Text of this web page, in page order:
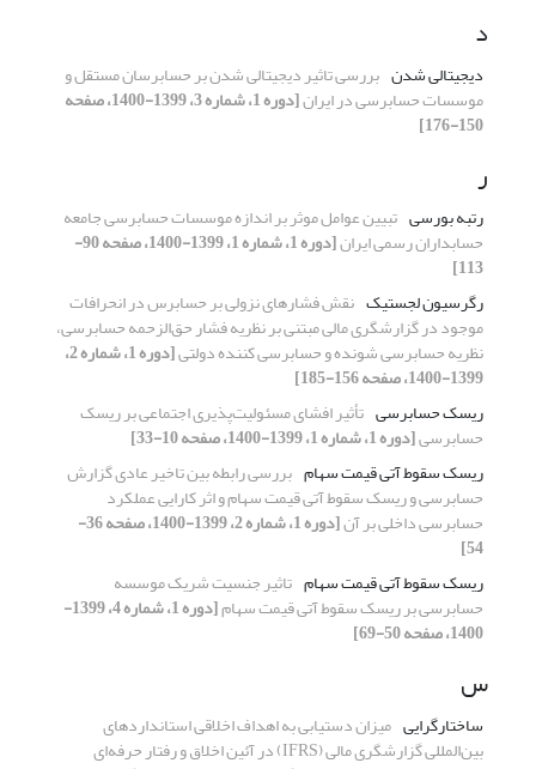
د
دیجیتالی شدن بررسی تاثیر دیجیتالی شدن بر حسابرسان مستقل و
موسسات حسابرسی در ایران [دوره 1، شماره 3، 1399-1400، صفحه
150-176]
ر
رتبه بورسی تبیین عوامل موثر بر اندازه موسسات حسابرسی جامعه
حسابداران رسمی ایران [دوره 1، شماره 1، 1399-1400، صفحه 90-
113]
رگرسیون لجستیک نقش فشارهای نزولی بر حسابرس در انحرافات
موجود در گزارشگری مالی مبتنی بر نظریه فشار حق‌الزحمه حسابرسی،
نظریه حسابرسی شونده و حسابرسی کننده دولتی [دوره 1، شماره 2،
1399-1400، صفحه 156-185]
ریسک حسابرسی تأثیر افشای مسئولیت‌پذیری اجتماعی بر ریسک
حسابرسی[دوره 1، شماره 1، 1399-1400، صفحه 10-33]
ریسک سقوط آتی قیمت سهام بررسی رابطه بین تاخیر عادی گزارش
حسابرسی و ریسک سقوط آتی قیمت سهام و اثر کارایی عملکرد
حسابرسی داخلی بر آن [دوره 1، شماره 2، 1399-1400، صفحه 36-
54]
ریسک سقوط آتی قیمت سهام تاثیر جنسیت شریک موسسه
حسابرسی بر ریسک سقوط آتی قیمت سهام [دوره 1، شماره 4، 1399-
1400، صفحه 50-69]
س
ساختارگرایی میزان دستیابی به اهداف اخلاقی استانداردهای
بین‌المللی گزارشگری مالی (IFRS) در آئین اخلاق و رفتار حرفه‌ای